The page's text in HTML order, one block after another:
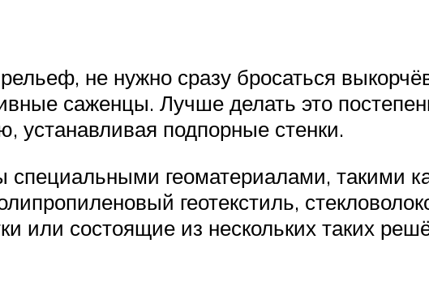
не нужно сразу бросаться
саженцы. Лучше делать это
устанавливая подпорные стенки.
специальными геоматериалами, такими
геотекстиль,
или состоящие из нескольких таких